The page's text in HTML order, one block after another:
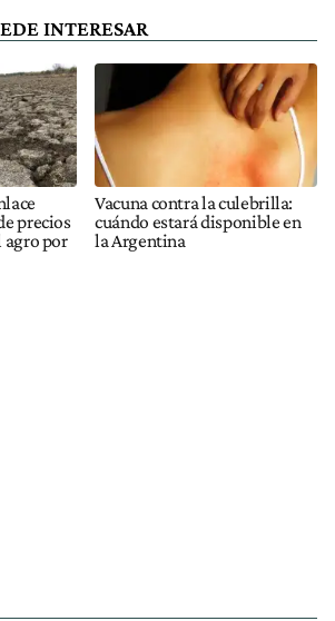
INTERESAR
precios
agro por
Vacuna contra la culebrilla:
cuándo estará disponible en
la Argentina